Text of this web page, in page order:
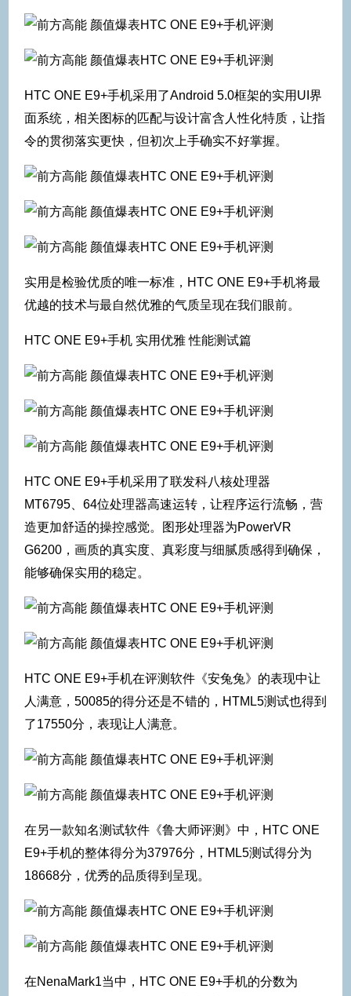
HTC ONE E9+手机采用了Android 5.0框架的实用UI界
面系统，相关图标的匹配与设计富含人性化特质，让指
令的贯彻落实更快，但初次上手确实不好掌握。
实用是检验优质的唯一标准，HTC ONE E9+手机将最
优越的技术与最自然优雅的气质呈现在我们眼前。
HTC ONE E9+手机 实用优雅 性能测试篇
HTC ONE E9+手机采用了联发科八核处理器
MT6795、64位处理器高速运转，让程序运行流畅，营
造更加舒适的操控感觉。图形处理器为PowerVR
G6200，画质的真实度、真彩度与细腻质感得到确保，
能够确保实用的稳定。
HTC ONE E9+手机在评测软件《安兔兔》的表现中让
人满意，50085的得分还是不错的，HTML5测试也得到
了17550分，表现让人满意。
在另一款知名测试软件《鲁大师评测》中，HTC ONE
E9+手机的整体得分为37976分，HTML5测试得分为
18668分，优秀的品质得到呈现。
在NenaMark1当中，HTC ONE E9+手机的分数为